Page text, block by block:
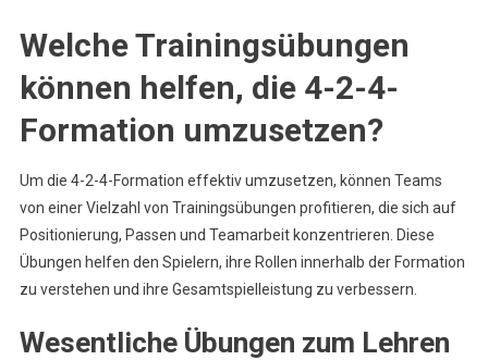
Welche Trainingsübungen
können helfen, die 4-2-4-
Formation umzusetzen?
Um die 4-2-4-Formation effektiv umzusetzen, können Teams
von einer Vielzahl von Trainingsübungen profitieren, die sich auf
Positionierung, Passen und Teamarbeit konzentrieren. Diese
Übungen helfen den Spielern, ihre Rollen innerhalb der Formation
zu verstehen und ihre Gesamtspielleistung zu verbessern.
Wesentliche Übungen zum Lehren